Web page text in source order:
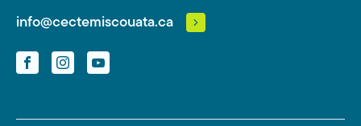
info@cectemiscouata.ca
FacebookInstagramYouTube